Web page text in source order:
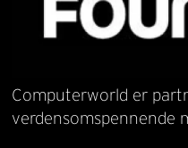
Computerworld er
verdensomspennende